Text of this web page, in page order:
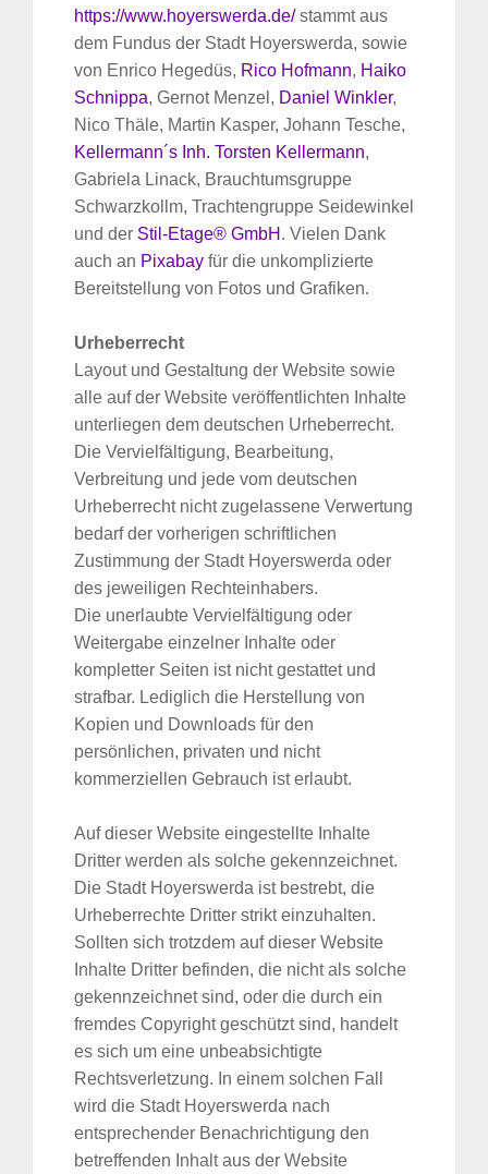
https://www.hoyerswerda.de/stammt aus
dem Fundus der Stadt Hoyerswerda, sowie
von Enrico Hegedüs, Rico Hofmann, Haiko
Schnippa, Gernot Menzel, Daniel Winkler,
Nico Thäle, Martin Kasper, Johann Tesche,
Kellermann´s Inh. Torsten Kellermann,
Gabriela Linack, Brauchtumsgruppe
Schwarzkollm, Trachtengruppe Seidewinkel
und der Stil-Etage® GmbH . Vielen Dank
auch an Pixabay für die unkomplizierte
Bereitstellung von Fotos und Grafiken.
Urheberrecht
Layout und Gestaltung der Website sowie
alle auf der Website veröffentlichten Inhalte
unterliegen dem deutschen Urheberrecht.
Die Vervielfältigung, Bearbeitung,
Verbreitung und jede vom deutschen
Urheberrecht nicht zugelassene Verwertung
bedarf der vorherigen schriftlichen
Zustimmung der Stadt Hoyerswerda oder
des jeweiligen Rechteinhabers.
Die unerlaubte Vervielfältigung oder
Weitergabe einzelner Inhalte oder
kompletter Seiten ist nicht gestattet und
strafbar. Lediglich die Herstellung von
Kopien und Downloads für den
persönlichen, privaten und nicht
kommerziellen Gebrauch ist erlaubt.
Auf dieser Website eingestellte Inhalte
Dritter werden als solche gekennzeichnet.
Die Stadt Hoyerswerda ist bestrebt, die
Urheberrechte Dritter strikt einzuhalten.
Sollten sich trotzdem auf dieser Website
Inhalte Dritter befinden, die nicht als solche
gekennzeichnet sind, oder die durch ein
fremdes Copyright geschützt sind, handelt
es sich um eine unbeabsichtigte
Rechtsverletzung. In einem solchen Fall
wird die Stadt Hoyerswerda nach
entsprechender Benachrichtigung den
betreffenden Inhalt aus der Website